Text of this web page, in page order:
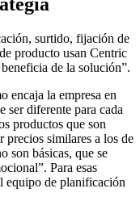
surtido, fijación de
producto usan Centric
de la solución”.
encaja la empresa en
ser diferente para cada
productos que son
precios similares a los de
son básicas, que se
Para esas
equipo de planificación